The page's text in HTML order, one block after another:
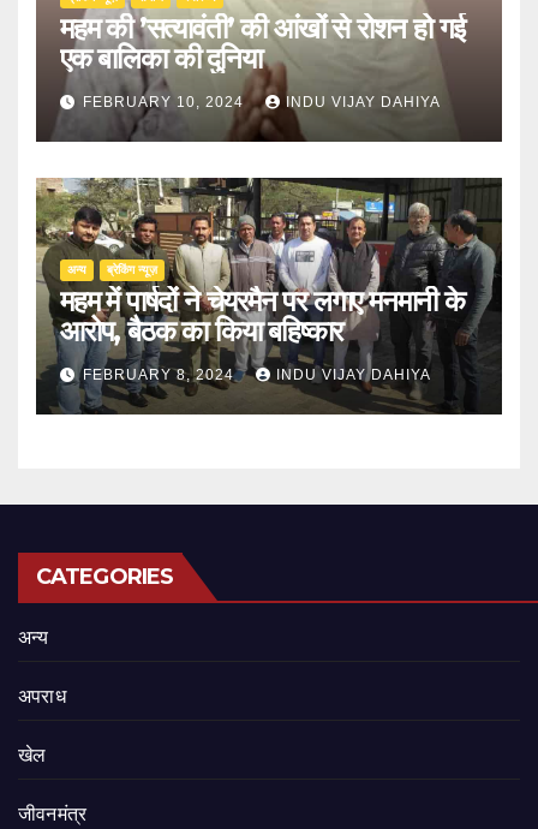
महम की ’सत्यावंती’ की आंखों से रोशन हो गई
एक बालिका की दुनिया
FEBRUARY 10, 2024 INDU VIJAY DAHIYA
अन्य ब्रेकिंग न्यूज़
महम में पार्षदों ने चेयरमैन पर लगाए मनमानी के
आरोप, बैठक का किया बहिष्कार
FEBRUARY 8, 2024 INDU VIJAY DAHIYA
CATEGORIES
अन्य
अपराध
खेल
जीवनमंत्र